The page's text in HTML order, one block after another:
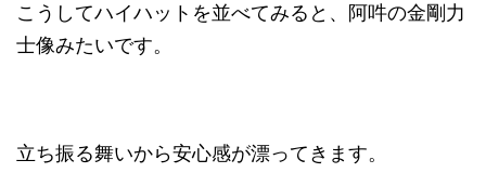
こうしてハイハットを並べてみると、阿吽の金剛力
士像みたいです。
立ち振る舞いから安心感が漂ってきます。